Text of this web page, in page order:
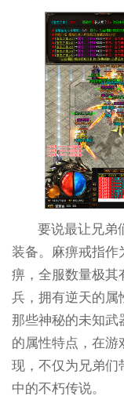
要说最让兄弟
装备。麻痹戒指作
痹，全服数量极其
兵，拥有逆天的属
那些神秘的未知武
的属性特点，在游
现，不仅为兄弟们
中的不朽传说。